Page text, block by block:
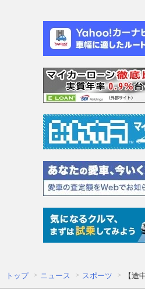
トップ ニュース スポーツ 【途